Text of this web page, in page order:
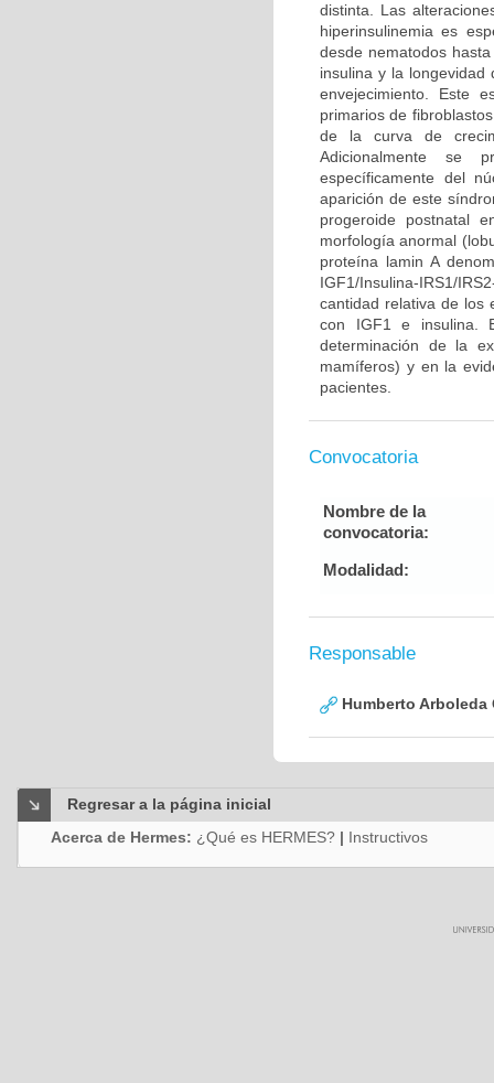
distinta. Las
hiperinsulinemia es
desde nematodos
insulina y la
envejecimiento. Este
primarios de
de la curva de
Adicionalmente se
específicamente del
aparición de este
progeroide postnatal
morfología anormal
proteína lamin A
IGF1/Insulina-IRS1/
cantidad relativa de los
con IGF1 e insulina.
determinación de la
mamíferos) y en la
pacientes.
Convocatoria
Nombre de la
convocatoria:
Modalidad:
Responsable
Humberto Arboleda
Regresar a la página inicial
Acerca de Hermes: ¿Qué es HERMES? | Instructivos